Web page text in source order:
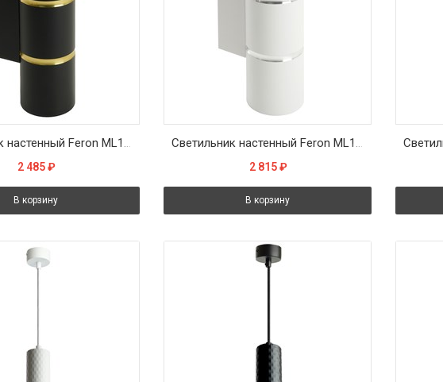
Светильник настенный Feron ML1860 ZEN MR16 35W, 230V, 2*GU10, черный, золото IP20
2 485 ₽
В корзину
Светильник настенный Feron ML1860 ZEN MR16 35W, 230V, 2*GU10, белый, хром IP20
2 815 ₽
В корзину